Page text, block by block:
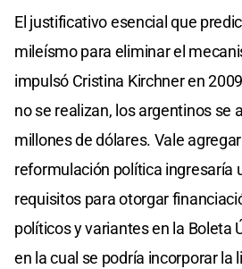
El justificativo esencial que
mileísmo para eliminar el
impulsó Cristina Kirchner en
no se realizan, los argentinos se
millones de dólares. Vale
reformulación política ingresaría
requisitos para otorgar
políticos y variantes en la Boleta
en la cual se podría incorporar la